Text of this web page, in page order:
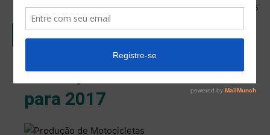
19/01/2017 156
Produção de Motocicletas
para 2017